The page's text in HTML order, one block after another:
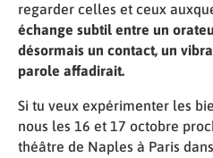
regarder celles et ceux
échange subtil entre un
désormais un contact, un
parole affadirait.
Si tu veux expérimenter les
nous les 16 et 17 octobre
théâtre de Naples à Paris